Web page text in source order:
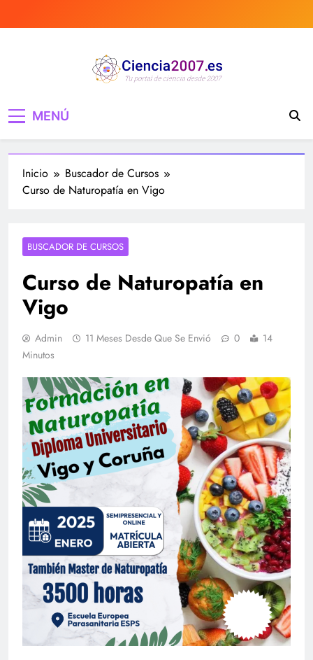
al
de Ciencia, noticias,
estudios, medicina,
investigación…
curiosidades, medicina, investigación y mucho
MENÚ
Inicio
Buscador de Cursos
Curso de Naturopatía en Vigo
BUSCADOR DE CURSOS
Curso de Naturopatía en
Vigo
Admin 11 Meses Desde Que Se Envió 0
14
Minutos